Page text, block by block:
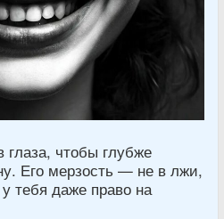
чтобы глубже
Его мерзость — не в лжи,
тебя даже право на